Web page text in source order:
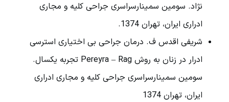
نژاد. سومین سمینارسراسری جراحی کلیه و مجاری
ادراری ایران، تهران 1374.
شریفی اقدس ف. درمان جراحی بی اختیاری استرسی
ادرار در زنان به روش Pereyra – Rag تجربه یکسال.
سومین سمینارسراسری جراحی کلیه و مجاری ادراری
ایران، تهران 1374